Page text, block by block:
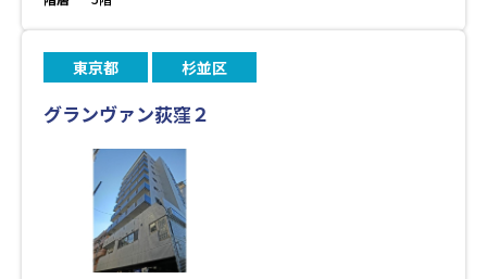
東京都 杉並区
グランヴァン荻窪２